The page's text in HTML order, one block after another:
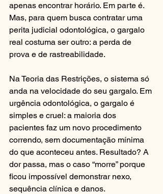
apenas encontrar horário. Em parte é.
Mas, para quem busca contratar uma
perita judicial odontológica, o gargalo
real costuma ser outro: a perda de
prova e de rastreabilidade.
Na Teoria das Restrições, o sistema só
anda na velocidade do seu gargalo. Em
urgência odontológica, o gargalo é
simples e cruel: a maioria dos
pacientes faz um novo procedimento
correndo, sem documentação mínima
do que aconteceu antes. Resultado? A
dor passa, mas o caso “morre” porque
ficou impossível demonstrar nexo,
sequência clínica e danos.